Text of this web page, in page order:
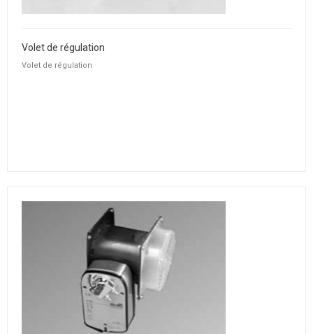
Volet de régulation
Volet de régulation